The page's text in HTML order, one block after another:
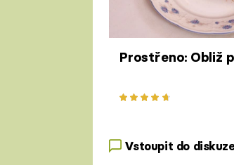
Prostřeno: Obliž
Vstoupit do